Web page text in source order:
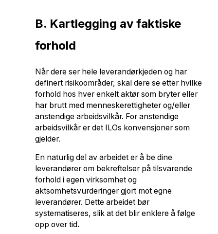
B. Kartlegging av faktiske
forhold
Når dere ser hele leverandørkjeden og har
definert risikoområder, skal dere se etter hvilke
forhold hos hver enkelt aktør som bryter eller
har brutt med menneskerettigheter og/eller
anstendige arbeidsvilkår. For anstendige
arbeidsvilkår er det ILOs konvensjoner som
gjelder.
En naturlig del av arbeidet er å be dine
leverandører om bekreftelser på tilsvarende
forhold i egen virksomhet og
aktsomhetsvurderinger gjort mot egne
leverandører. Dette arbeidet bør
systematiseres, slik at det blir enklere å følge
opp over tid.